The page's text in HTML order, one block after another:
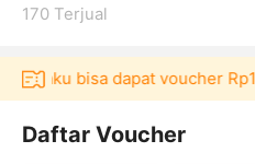
170 Terjual
bisa dapat voucher
Daftar Voucher